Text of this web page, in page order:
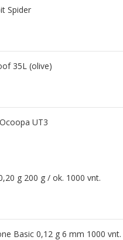
Spider
35L (olive)
UT3
g 200 g / ok. 1000 vnt.
Basic 0,12 g 6 mm 1000 vnt.